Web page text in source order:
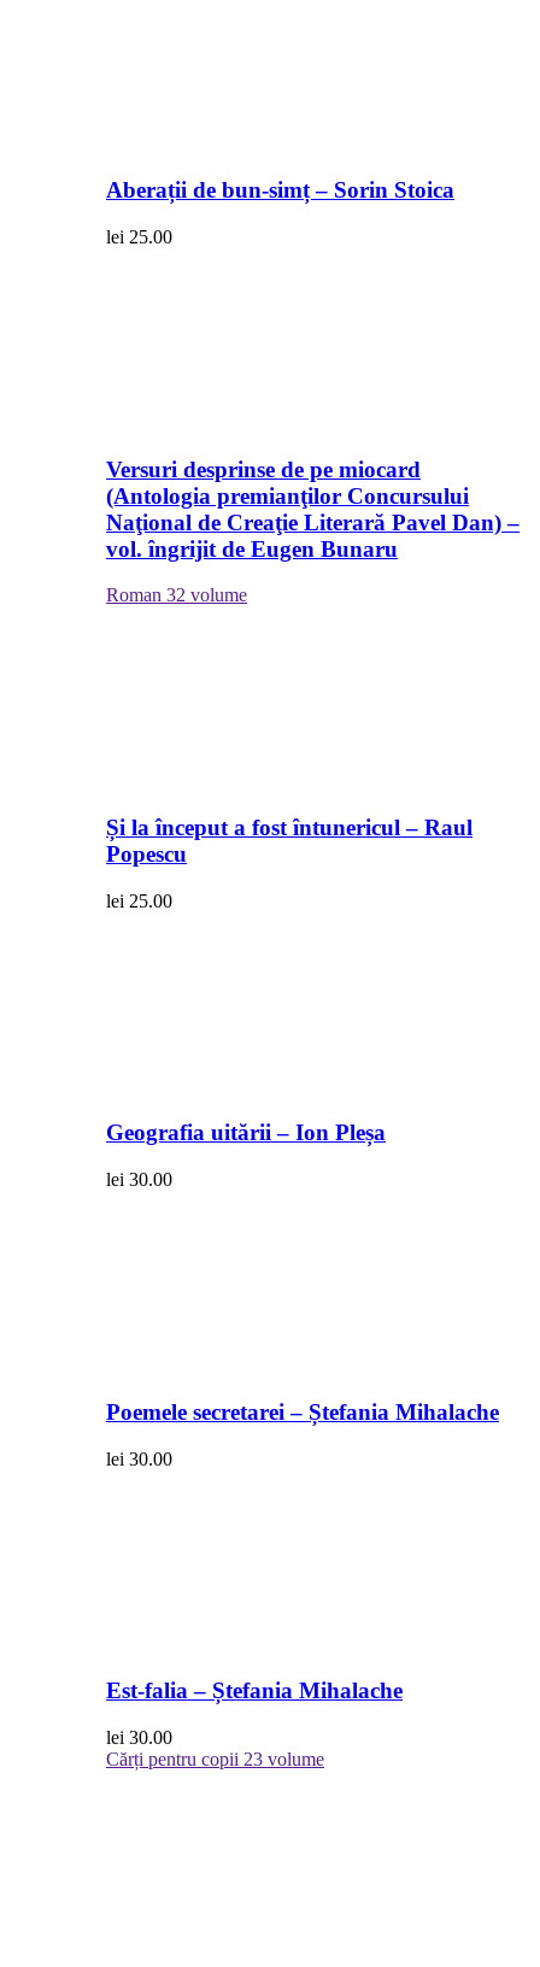
Aberații de bun-simț – Sorin Stoica
lei 25.00
Versuri desprinse de pe miocard
(Antologia premianţilor Concursului
Naţional de Creaţie Literară Pavel Dan) –
vol. îngrijit de Eugen Bunaru
Roman 32 volume
Și la început a fost întunericul – Raul
Popescu
lei 25.00
Geografia uitării – Ion Pleșa
lei 30.00
Poemele secretarei – Ștefania Mihalache
lei 30.00
Est-falia – Ștefania Mihalache
lei 30.00
Cărți pentru copii 23 volume